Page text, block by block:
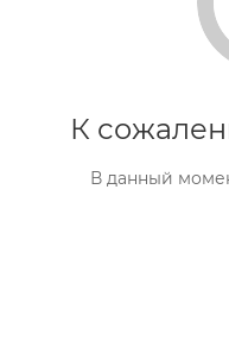
К
В данный